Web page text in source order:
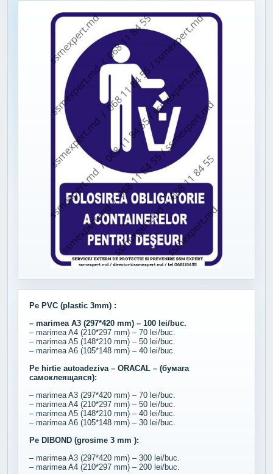
Pe PVC (plastic 3mm) :
– marimea A3 (297*420 mm) – 100 lei/buc.
– marimea A4 (210*297 mm) – 70 lei/buc.
– marimea A5 (148*210 mm) – 50 lei/buc.
– marimea A6 (105*148 mm) – 40 lei/buc.
Pe hirtie autoadeziva – ORACAL – (бумага
самоклеящаяся):
– marimea A3 (297*420 mm) – 70 lei/buc.
– marimea A4 (210*297 mm) – 50 lei/buc.
– marimea A5 (148*210 mm) – 40 lei/buc.
– marimea A6 (105*148 mm) – 30 lei/buc.
Pe DIBOND (grosime 3 mm ):
– marimea A3 (297*420 mm) – 300 lei/buc.
– marimea A4 (210*297 mm) – 200 lei/buc.